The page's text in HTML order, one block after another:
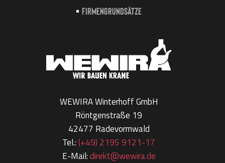
WEWIRA Winterhoff GmbH
Röntgenstraße 19
42477 Radevormwald
Tel.:(+49) 2195 9121-17
E-Mail:direkt@wewira.de
Firmengrundsätze